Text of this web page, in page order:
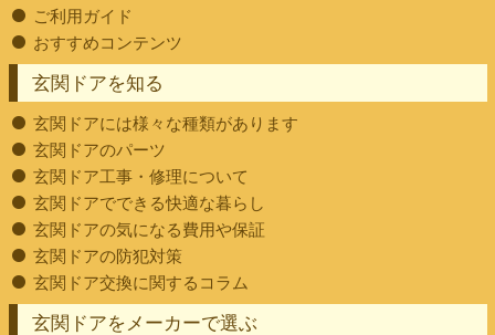
ご利用ガイド
おすすめコンテンツ
玄関ドアを知る
玄関ドアには様々な種類があります
玄関ドアのパーツ
玄関ドア工事・修理について
玄関ドアでできる快適な暮らし
玄関ドアの気になる費用や保証
玄関ドアの防犯対策
玄関ドア交換に関するコラム
玄関ドアをメーカーで選ぶ